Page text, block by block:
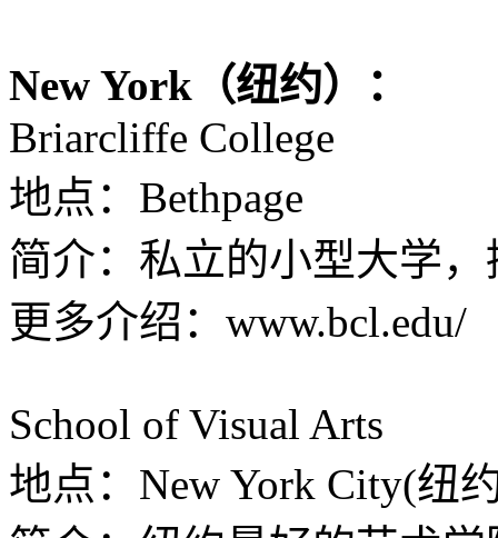
New York（纽约）：
Briarcliffe College
地点：Bethpage
简介：私立的小型大学
更多介绍：www.bcl.edu/
School of Visual Arts
地点：New York City(纽